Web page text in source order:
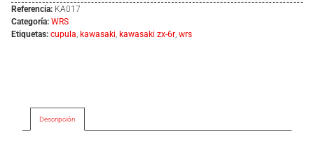
Referencia: KA017
Categoría: WRS
Etiquetas: cupula, kawasaki, kawasaki zx-6r, wrs
Descripción